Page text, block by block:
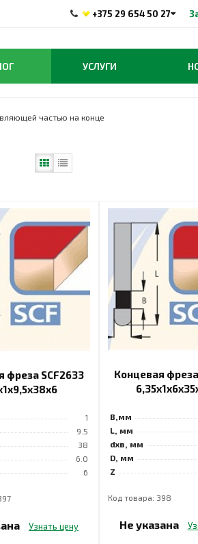
+375 29 654 50 27
УСЛУГИ
частью на конце
фреза SCF2633
1
9.5
38
6.0
6
Узнать цену
Концевая фреза
B,мм
L, мм
dхв, мм
D, мм
Z
Код товара: 398
Не указана